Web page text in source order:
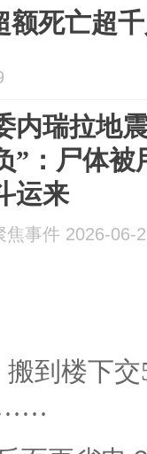
额死亡超
内瑞拉地
”：尸体被
运来
焦事件 2026-06-
到楼下
……